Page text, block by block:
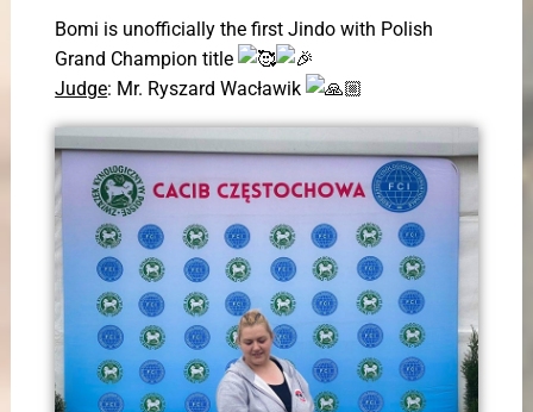
Bomi is unofficially the first Jindo with Polish
Grand Champion title
Judge: Mr. Ryszard Wacławik